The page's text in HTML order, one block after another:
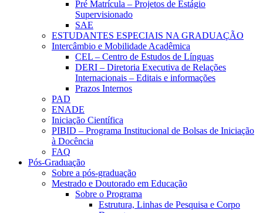
Pré Matrícula – Projetos de Estágio
Supervisionado
SAE
ESTUDANTES ESPECIAIS NA GRADUAÇÃO
Intercâmbio e Mobilidade Acadêmica
CEL – Centro de Estudos de Línguas
DERI – Diretoria Executiva de Relações
Internacionais – Editais e informações
Prazos Internos
PAD
ENADE
Iniciação Científica
PIBID – Programa Institucional de Bolsas de Iniciação
à Docência
FAQ
Pós-Graduação
Sobre a pós-graduação
Mestrado e Doutorado em Educação
Sobre o Programa
Estrutura, Linhas de Pesquisa e Corpo